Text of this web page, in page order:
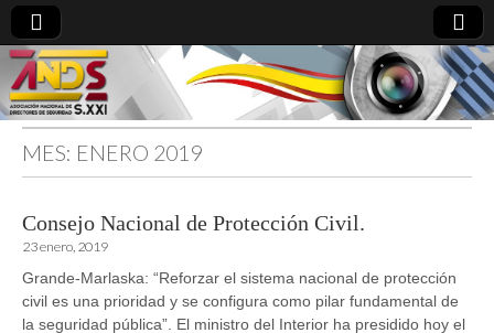
MES: ENERO 2019
Consejo Nacional de Protección Civil.
23 enero, 2019
Grande-Marlaska: “Reforzar el sistema nacional de protección
civil es una prioridad y se configura como pilar fundamental de
la seguridad pública”. El ministro del Interior ha presidido hoy el